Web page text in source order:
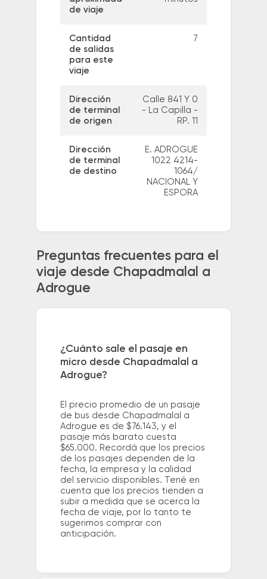
de viaje
Cantidad
de salidas
para este
viaje
7
Dirección
de terminal
de origen
Calle 841 Y 0
- La Capilla -
RP. 11
Dirección
de terminal
de destino
E. ADROGUE
1022 4214-
1064/
NACIONAL Y
ESPORA
Preguntas frecuentes para el
viaje desde Chapadmalal a
Adrogue
¿Cuánto sale el pasaje en
micro desde Chapadmalal a
Adrogue?
El precio promedio de un pasaje
de bus desde Chapadmalal a
Adrogue es de $76.143, y el
pasaje más barato cuesta
$65.000. Recordá que los precios
de los pasajes dependen de la
fecha, la empresa y la calidad
del servicio disponibles. Tené en
cuenta que los precios tienden a
subir a medida que se acerca la
fecha de viaje, por lo tanto te
sugerimos comprar con
anticipación.